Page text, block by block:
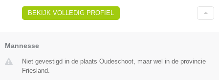
BEKIJK VOLLEDIG PROFIEL
Mannesse
Niet gevestigd in de plaats Oudeschoot, maar wel in de provincie
Friesland.